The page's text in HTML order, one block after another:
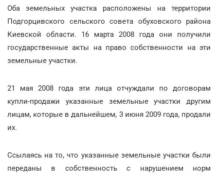
Оба земельных участка расположены на территории
Подгорцивского сельского совета обуховского района
Киевской области. 16 марта 2008 года они получили
государственные акты на право собственности на эти
земельные участки.
21 мая 2008 года эти лица отчуждали по договорам
купли-продажи указанные земельные участки другим
лицам, которые в дальнейшем, 3 июня 2009 года, продали
их.
Ссылаясь на то, что указанные земельные участки были
переданы в собственность с нарушением норм